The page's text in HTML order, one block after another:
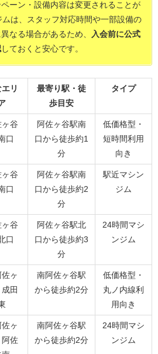
ーン・設備内容は変更されることが
は、スタッフ対応時間や一部設備の
なる場合があるため、
入会前に公式
しておくと安心です。
リ
最寄り駅・徒
歩目安
タイプ
ヶ谷
口
阿佐ヶ谷駅南
口から徒歩約1
分
低価格型・
短時間利用
向き
ヶ谷
口
阿佐ヶ谷駅南
口から徒歩約2
分
駅近マシン
ジム
ヶ谷
口
阿佐ヶ谷駅北
口から徒歩約3
分
24時間マシ
ンジム
ヶ
田
南阿佐ヶ谷駅
から徒歩約2分
低価格型・
丸ノ内線利
用向き
ヶ
佐
南阿佐ヶ谷駅
から徒歩約2分
24時間マシ
ンジム